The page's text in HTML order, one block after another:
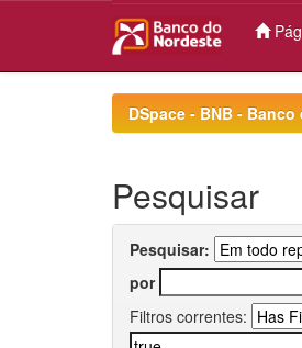
DSpace - BNB -
Pesquisar
Pesquisar:
por
Filtros correntes: